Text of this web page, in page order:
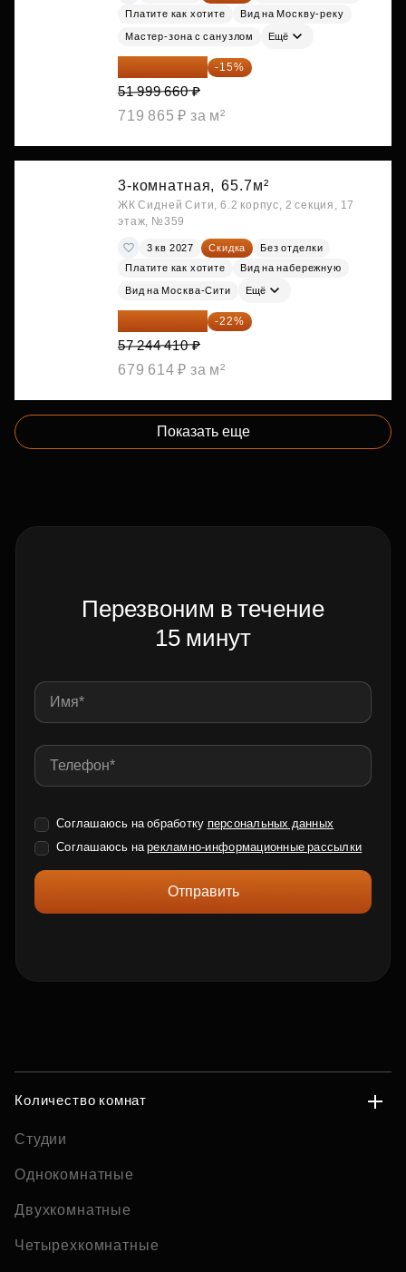
Платите как хотите
Вид на Москву-реку
Мастер-зона с санузлом Ещё
44 199 711 ₽ -15%
51 999 660 ₽
719 865 ₽ за м²
3-комнатная, 65.7м²
ЖК Сидней Сити, 6.2 корпус, 2 секция, 17
этаж, №359
3 кв 2027 Скидка
Без отделки
Платите как хотите
Вид на набережную
Вид на Москва-Сити Ещё
44 650 640 ₽ -22%
57 244 410 ₽
679 614 ₽ за м²
Показать еще
Перезвоним в течение
15 минут
Соглашаюсь на обработку персональных данных
Соглашаюсь нарекламно-информационные рассылки
Отправить
Количество комнат
Студии
Однокомнатные
Двухкомнатные
Четырехкомнатные